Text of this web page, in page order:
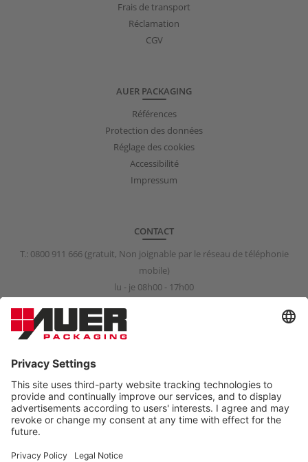
Frais de transport
Réclamation
CGV
AUER PACKAGING
Références
Protection des données
Réglage des cookies
Accessibilité
Impressum
CONTACT
T.: 0800 911 666(gratuit, Non joignable par le réseau de téléphonie
mobile)
lu - je 08h00 - 17h00
info@auer-packaging.fr